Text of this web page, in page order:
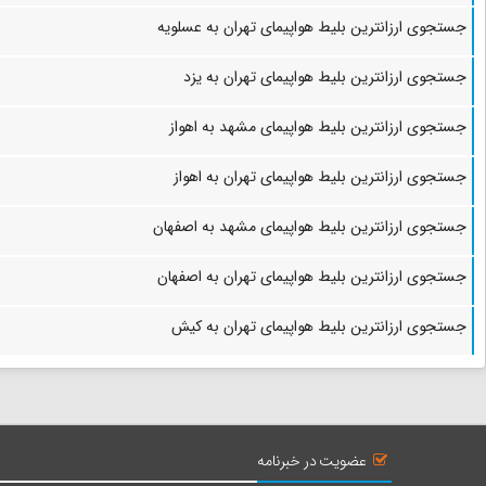
جستجوی ارزانترین بلیط هواپیمای تهران به عسلویه
جستجوی ارزانترین بلیط هواپیمای تهران به یزد
جستجوی ارزانترین بلیط هواپیمای مشهد به اهواز
جستجوی ارزانترین بلیط هواپیمای تهران به اهواز
جستجوی ارزانترین بلیط هواپیمای مشهد به اصفهان
جستجوی ارزانترین بلیط هواپیمای تهران به اصفهان
جستجوی ارزانترین بلیط هواپیمای تهران به کیش
عضویت در خبرنامه